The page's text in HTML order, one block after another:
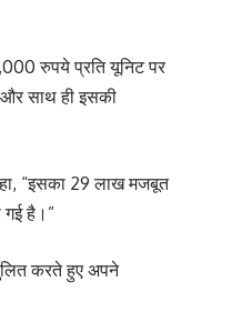
रुपये प्रति यूनिट पर
और साथ ही इसकी
“इसका 29 लाख मजबूत
है।”
करते हुए अपने